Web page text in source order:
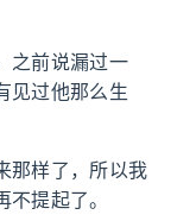
之前说漏过一
见过他那么生
那样了，所以我
提起了。